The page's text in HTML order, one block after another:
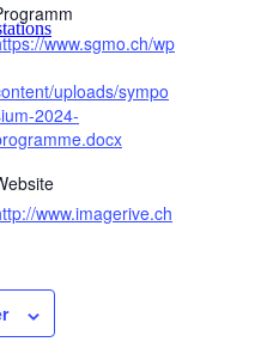
www.sgmo.ch/wp
uploads/sympo
2024-
www.imagerive.ch